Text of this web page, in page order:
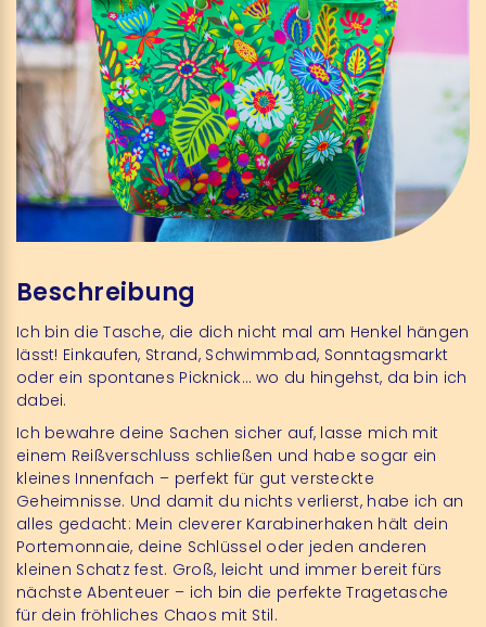
Beschreibung
Ich bin die Tasche, die dich nicht mal am Henkel hängen
lässt! Einkaufen, Strand, Schwimmbad, Sonntagsmarkt
oder ein spontanes Picknick… wo du hingehst, da bin ich
dabei.
Ich bewahre deine Sachen sicher auf, lasse mich mit
einem Reißverschluss schließen und habe sogar ein
kleines Innenfach – perfekt für gut versteckte
Geheimnisse. Und damit du nichts verlierst, habe ich an
alles gedacht: Mein cleverer Karabinerhaken hält dein
Portemonnaie, deine Schlüssel oder jeden anderen
kleinen Schatz fest. Groß, leicht und immer bereit fürs
nächste Abenteuer – ich bin die perfekte Tragetasche
für dein fröhliches Chaos mit Stil.